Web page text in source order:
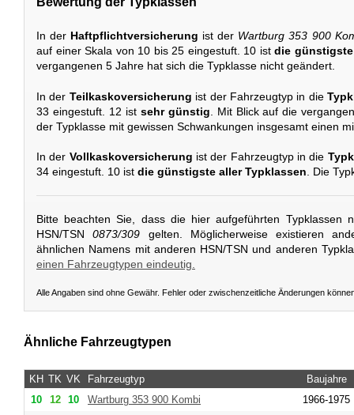
In der Haftpflichtversicherung ist der Wartburg 353 900
auf einer Skala von 10 bis 25 eingestuft. 10 ist die
vergangenen 5 Jahre hat sich die Typklasse nicht geändert.
In der Teilkaskoversicherung ist der Fahrzeugtyp in die
33 eingestuft. 12 ist sehr günstig . Mit Blick auf die
der Typklasse mit gewissen Schwankungen insgesamt einen
In der Vollkaskoversicherung ist der Fahrzeugtyp in die
34 eingestuft. 10 ist die günstigste aller Typklassen. Die
Bitte beachten Sie, dass die hier aufgeführten Typklassen
HSN/TSN0873/309 gelten. Möglicherweise existieren
ähnlichen Namens mit anderen HSN/TSN und anderen
einen Fahrzeugtypen eindeutig.
Alle Angaben sind ohne Gewähr. Fehler oder zwischenzeitliche Änderungen
Ähnliche Fahrzeugtypen
KH TK VK Fahrzeugtyp
Baujahre
10
12 10 Wartburg 353 900 Kombi
1966-1975